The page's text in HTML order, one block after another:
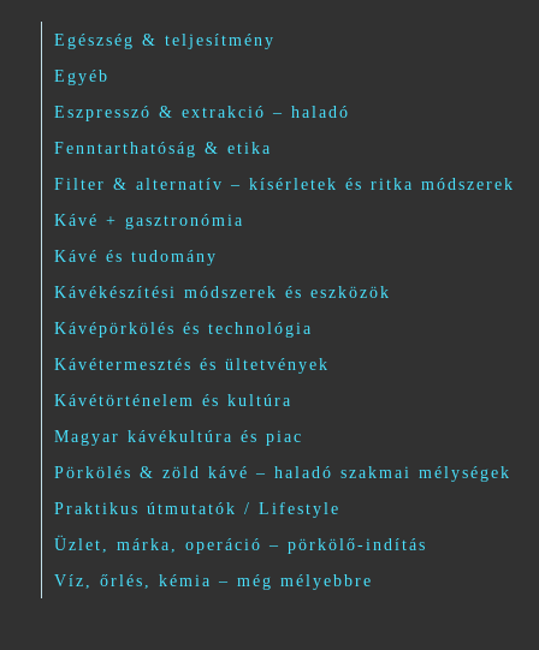
Egészség & teljesítmény
Egyéb
Eszpresszó & extrakció – haladó
Fenntarthatóság & etika
Filter & alternatív – kísérletek és ritka módszerek
Kávé + gasztronómia
Kávé és tudomány
Kávékészítési módszerek és eszközök
Kávépörkölés és technológia
Kávétermesztés és ültetvények
Kávétörténelem és kultúra
Magyar kávékultúra és piac
Pörkölés & zöld kávé – haladó szakmai mélységek
Praktikus útmutatók / Lifestyle
Üzlet, márka, operáció – pörkölő-indítás
Víz, őrlés, kémia – még mélyebbre